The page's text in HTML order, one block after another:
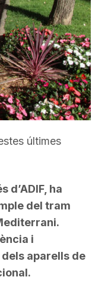
últimes
ha
del tram
i
aparells de